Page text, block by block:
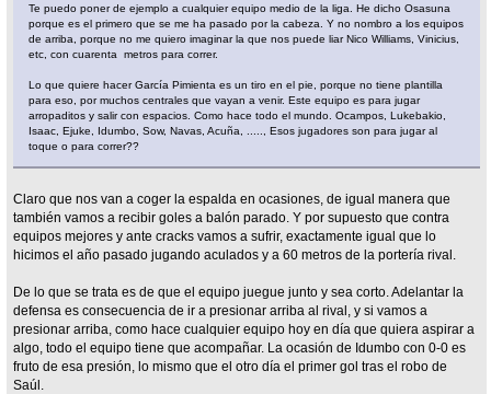
Te puedo poner de ejemplo a cualquier equipo medio de la liga. He dicho Osasuna
porque es el primero que se me ha pasado por la cabeza. Y no nombro a los equipos
de arriba, porque no me quiero imaginar la que nos puede liar Nico Williams, Vinicius,
etc, con cuarenta metros para correr.
Lo que quiere hacer García Pimienta es un tiro en el pie, porque no tiene plantilla
para eso, por muchos centrales que vayan a venir. Este equipo es para jugar
arropaditos y salir con espacios. Como hace todo el mundo. Ocampos, Lukebakio,
Isaac, Ejuke, Idumbo, Sow, Navas, Acuña, ....., Esos jugadores son para jugar al
toque o para correr??
Claro que nos van a coger la espalda en ocasiones, de igual manera que
también vamos a recibir goles a balón parado. Y por supuesto que contra
equipos mejores y ante cracks vamos a sufrir, exactamente igual que lo
hicimos el año pasado jugando aculados y a 60 metros de la portería rival.
De lo que se trata es de que el equipo juegue junto y sea corto. Adelantar la
defensa es consecuencia de ir a presionar arriba al rival, y si vamos a
presionar arriba, como hace cualquier equipo hoy en día que quiera aspirar a
algo, todo el equipo tiene que acompañar. La ocasión de Idumbo con 0-0 es
fruto de esa presión, lo mismo que el otro día el primer gol tras el robo de
Saúl.